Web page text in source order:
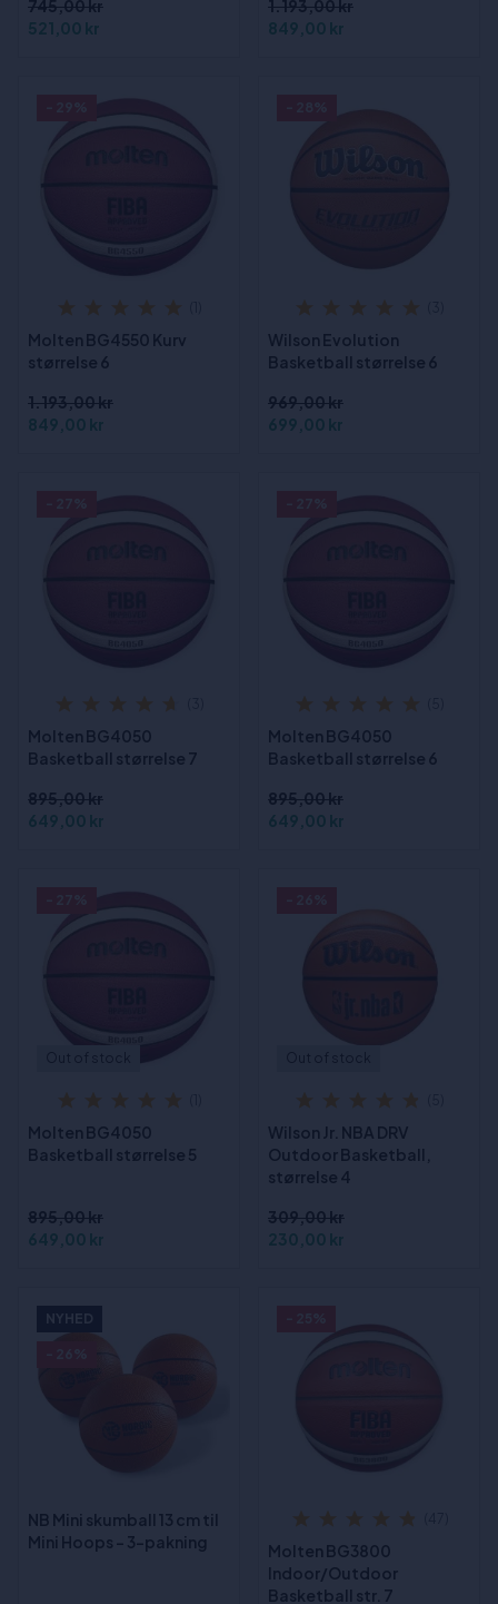
745,00 kr
521,00 kr
1.193,00 kr
849,00 kr
Molten BG4550 Kurv
størrelse 6
1.193,00 kr
849,00 kr
Wilson Evolution
Basketball størrelse 6
969,00 kr
699,00 kr
Molten BG4050
Basketball størrelse 7
895,00 kr
649,00 kr
Molten BG4050
Basketball størrelse 6
895,00 kr
649,00 kr
Molten BG4050
Basketball størrelse 5
895,00 kr
649,00 kr
Wilson Jr. NBA DRV
Outdoor Basketball,
størrelse 4
309,00 kr
230,00 kr
NYHED
NB Mini skumball 13 cm til
Mini Hoops – 3-pakning
Molten BG3800
Indoor/Outdoor
Basketball str. 7